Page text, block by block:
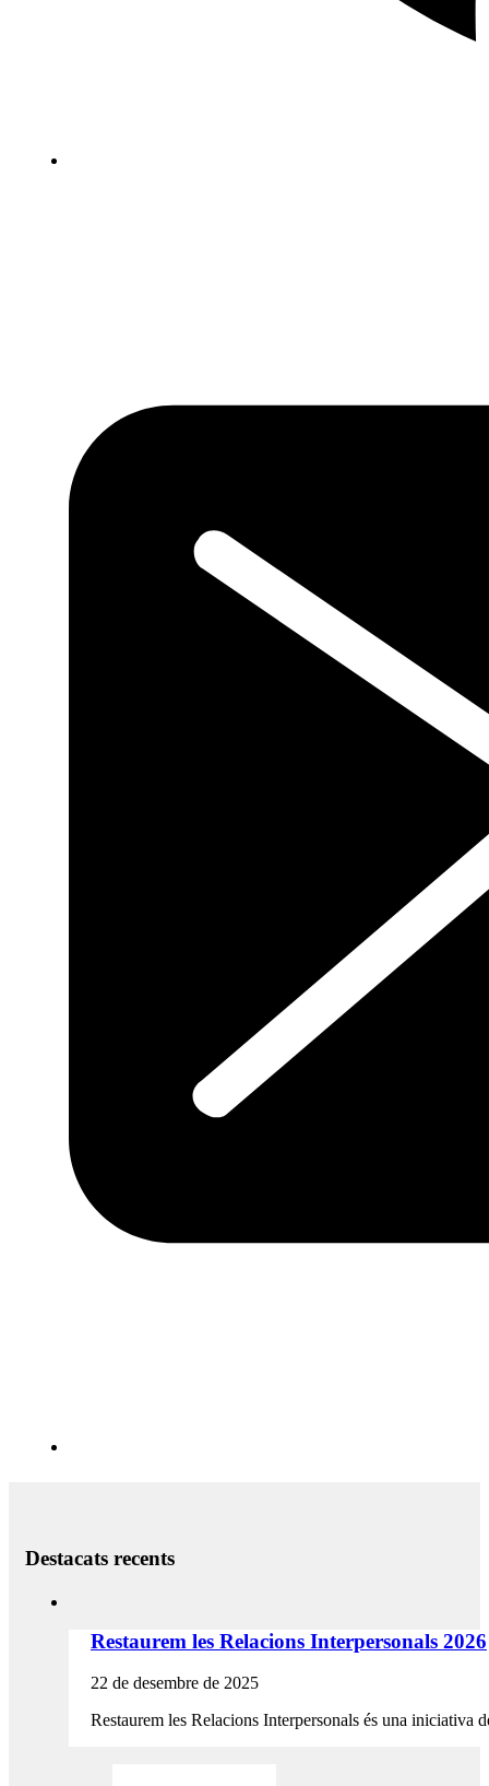
Destacats recents
Restaurem les Relacions Interpersonals 2026
22 de desembre de 2025
Restaurem les Relacions Interpersonals és una